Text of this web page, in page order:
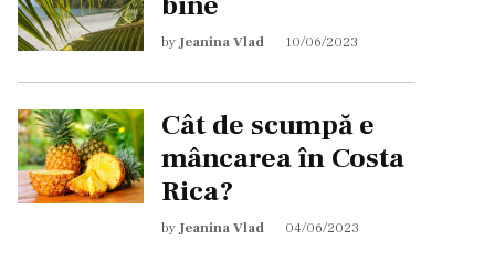
by Jeanina Vlad 10/06/2023
Cât de scumpă e
mâncarea în Costa
Rica?
by Jeanina Vlad 04/06/2023